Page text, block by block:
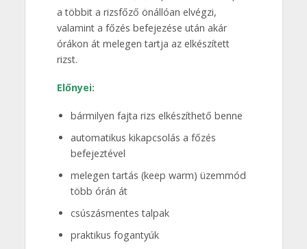
a többit a rizsfőző önállóan elvégzi,
valamint a főzés befejezése után akár
órákon át melegen tartja az elkészített
rizst.
Előnyei:
bármilyen fajta rizs elkészíthető benne
automatikus kikapcsolás a főzés
befejeztével
melegen tartás (keep warm) üzemmód
több órán át
csúszásmentes talpak
praktikus fogantyúk